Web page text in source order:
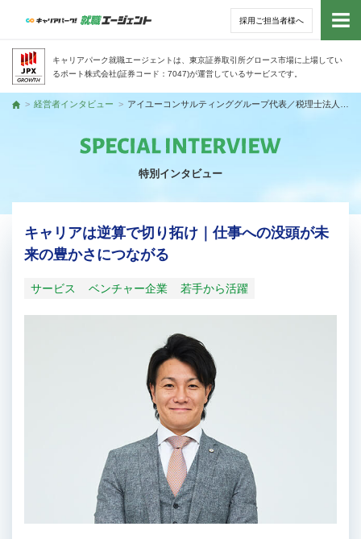
採用ご担当者様へ
キャリアパーク就職エージェントは、東京証券取引所グロース市場に上場してい
るポート株式会社(証券コード：7047)が運営しているサービスです。
トッ
トップ
経営者インタビュー
特別インタビュー
キャリアは逆算で切り拓け｜仕事への没頭が未
来の豊かさにつながる
サービス ベンチャー企業 若手から活躍